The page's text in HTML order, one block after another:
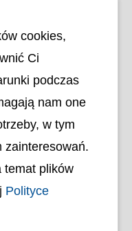
cookies,
Ci
podczas
nam one
w tym
zainteresowań.
temat plików
Polityce